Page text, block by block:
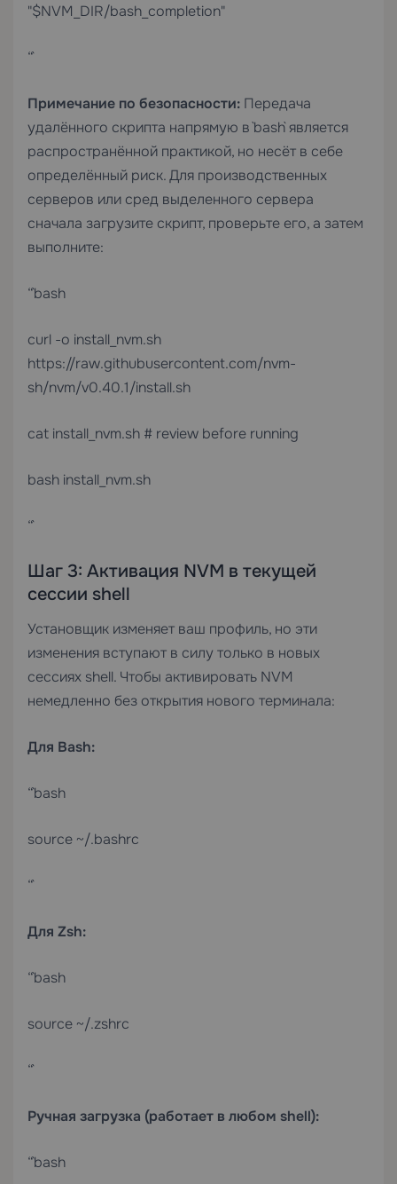
"$NVM_DIR/bash_completion"
“`
Примечание по безопасности: Передача
удалённого скрипта напрямую в `bash` является
распространённой практикой, но несёт в себе
определённый риск. Для производственных
серверов или сред выделенного сервера
сначала загрузите скрипт, проверьте его, а затем
выполните:
“`bash
curl -o install_nvm.sh
https://raw.githubusercontent.com/nvm-
sh/nvm/v0.40.1/install.sh
cat install_nvm.sh # review before running
bash install_nvm.sh
“`
Шаг 3: Активация NVM в текущей
сессии shell
Установщик изменяет ваш профиль, но эти
изменения вступают в силу только в новых
сессиях shell. Чтобы активировать NVM
немедленно без открытия нового терминала:
Для Bash:
“`bash
source ~/.bashrc
“`
Для Zsh:
“`bash
source ~/.zshrc
“`
Ручная загрузка (работает в любом shell):
“`bash